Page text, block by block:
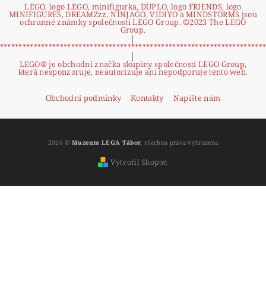
LEGO, logo LEGO, minifigurka, DUPLO, logo FRIENDS, logo
MINIFIGURES, DREAMZzz, NINJAGO, VIDIYO a MINDSTORMS jsou
ochranné známky společnosti LEGO Group. ©2023 The LEGO
Group.
|
|
LEGO® je obchodní značka skupiny společností LEGO Group,
která nesponzoruje, neautorizuje ani nepodporuje tento web.
Obchodní podmínky Kontakty Napište nám
2026 © Muzeum LEGA Tábor , všechna práva vyhrazena
Vytvořil Shoptet